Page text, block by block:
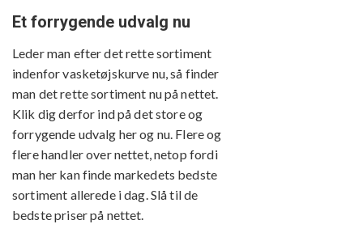
Et forrygende udvalg nu
Leder man efter det rette sortiment
indenfor vasketøjskurve nu, så finder
man det rette sortiment nu på nettet.
Klik dig derfor ind på det store og
forrygende udvalg her og nu. Flere og
flere handler over nettet, netop fordi
man her kan finde markedets bedste
sortiment allerede i dag. Slå til de
bedste priser på nettet.